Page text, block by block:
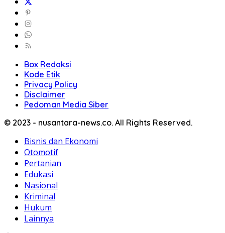
Box Redaksi
Kode Etik
Privacy Policy
Disclaimer
Pedoman Media Siber
© 2023 - nusantara-news.co. All Rights Reserved.
Bisnis dan Ekonomi
Otomotif
Pertanian
Edukasi
Nasional
Kriminal
Hukum
Lainnya